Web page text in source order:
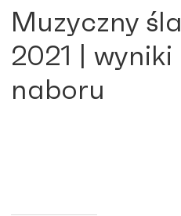
Muzyczny
2021 | wyniki
naboru